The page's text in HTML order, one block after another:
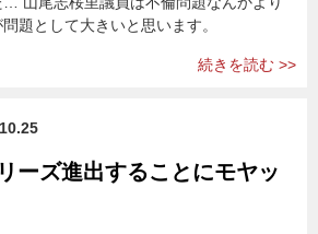
題として大きいと思います。
続きを読む >>
ーズ進出することにモヤッ